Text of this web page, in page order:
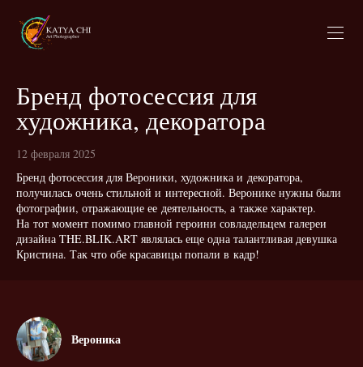
Бренд фотосессия для
художника, декоратора
12 февраля 2025
Бренд фотосессия для Вероники, художника и декоратора,
получилась очень стильной и интересной. Веронике нужны были
фотографии, отражающие ее деятельность, а также характер.
На тот момент помимо главной героини совладельцем галереи
дизайна THE.BLIK.ART являлась еще одна талантливая девушка
Кристина. Так что обе красавицы попали в кадр!
Вероника